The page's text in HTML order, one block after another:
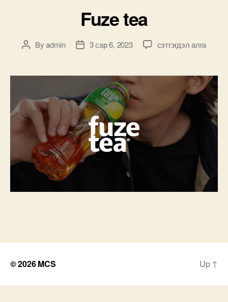
Fuze tea
PostByadmin
Post3 сар 6, 2023
Fuze
сэтгэгдэл алга
© 2026MCS Up ↑